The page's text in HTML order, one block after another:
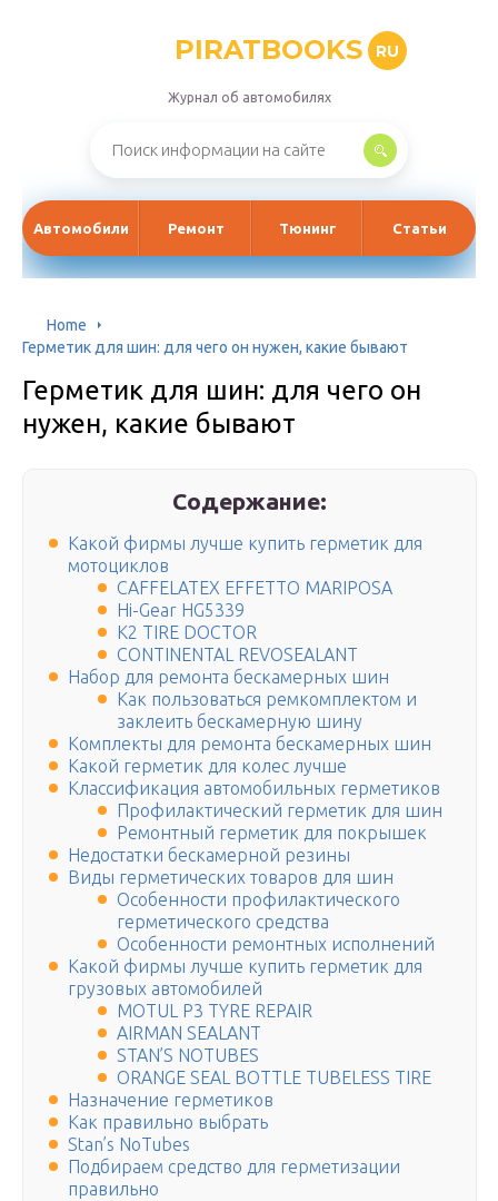
PIRATBOOKS RU
Журнал об автомобилях
Автомобили Ремонт Тюнинг Статьи
Home
Герметик для шин: для чего он нужен, какие бывают
Герметик для шин: для чего он
нужен, какие бывают
Содержание:
Какой фирмы лучше купить герметик для
мотоциклов
CAFFELATEX EFFETTO MARIPOSA
Hi-Gear HG5339
K2 TIRE DOCTOR
CONTINENTAL REVOSEALANT
Набор для ремонта бескамерных шин
Как пользоваться ремкомплектом и
заклеить бескамерную шину
Комплекты для ремонта бескамерных шин
Какой герметик для колес лучше
Классификация автомобильных герметиков
Профилактический герметик для шин
Ремонтный герметик для покрышек
Недостатки бескамерной резины
Виды герметических товаров для шин
Особенности профилактического
герметического средства
Особенности ремонтных исполнений
Какой фирмы лучше купить герметик для
грузовых автомобилей
MOTUL P3 TYRE REPAIR
AIRMAN SEALANT
STAN’S NOTUBES
ORANGE SEAL BOTTLE TUBELESS TIRE
Назначение герметиков
Как правильно выбрать
Stan’s NoTubes
Подбираем средство для герметизации
правильно